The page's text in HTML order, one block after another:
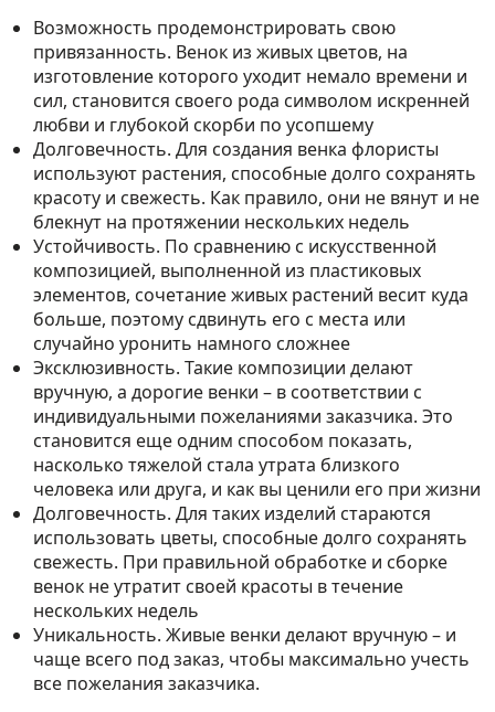
Возможность продемонстрировать свою
привязанность. Венок из живых цветов, на
изготовление которого уходит немало времени и
сил, становится своего рода символом искренней
любви и глубокой скорби по усопшему
Долговечность. Для создания венка флористы
используют растения, способные долго сохранять
красоту и свежесть. Как правило, они не вянут и не
блекнут на протяжении нескольких недель
Устойчивость. По сравнению с искусственной
композицией, выполненной из пластиковых
элементов, сочетание живых растений весит куда
больше, поэтому сдвинуть его с места или
случайно уронить намного сложнее
Эксклюзивность. Такие композиции делают
вручную, а дорогие венки – в соответствии с
индивидуальными пожеланиями заказчика. Это
становится еще одним способом показать,
насколько тяжелой стала утрата близкого
человека или друга, и как вы ценили его при жизни
Долговечность. Для таких изделий стараются
использовать цветы, способные долго сохранять
свежесть. При правильной обработке и сборке
венок не утратит своей красоты в течение
нескольких недель
Уникальность. Живые венки делают вручную – и
чаще всего под заказ, чтобы максимально учесть
все пожелания заказчика.